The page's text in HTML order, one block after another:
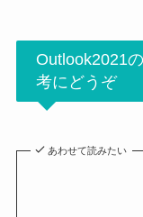
Outlook2021
考にどうぞ
あわせて読みたい